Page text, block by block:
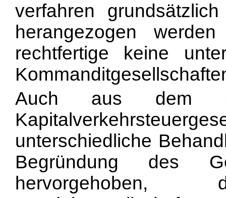
verfahren
herangezogen
rechtfertige keine
Auch aus dem
unterschiedliche
Begründung des